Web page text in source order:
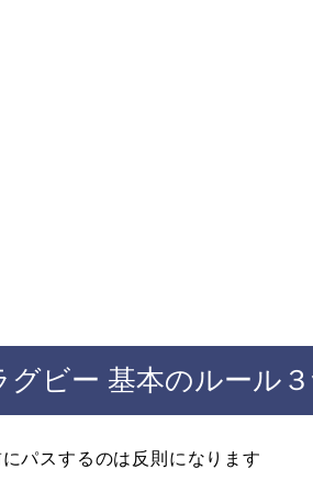
グビー 基本のルール
パスするのは反則になります